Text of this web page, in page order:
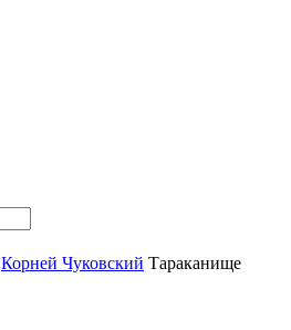
Корней Чуковский Тараканище